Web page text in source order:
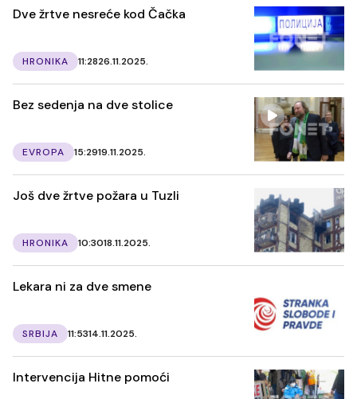
Dve žrtve nesreće kod Čačka
HRONIKA 11:2826.11.2025.
Bez sedenja na dve stolice
EVROPA 15:2919.11.2025.
Još dve žrtve požara u Tuzli
HRONIKA 10:3018.11.2025.
Lekara ni za dve smene
SRBIJA 11:5314.11.2025.
Intervencija Hitne pomoći